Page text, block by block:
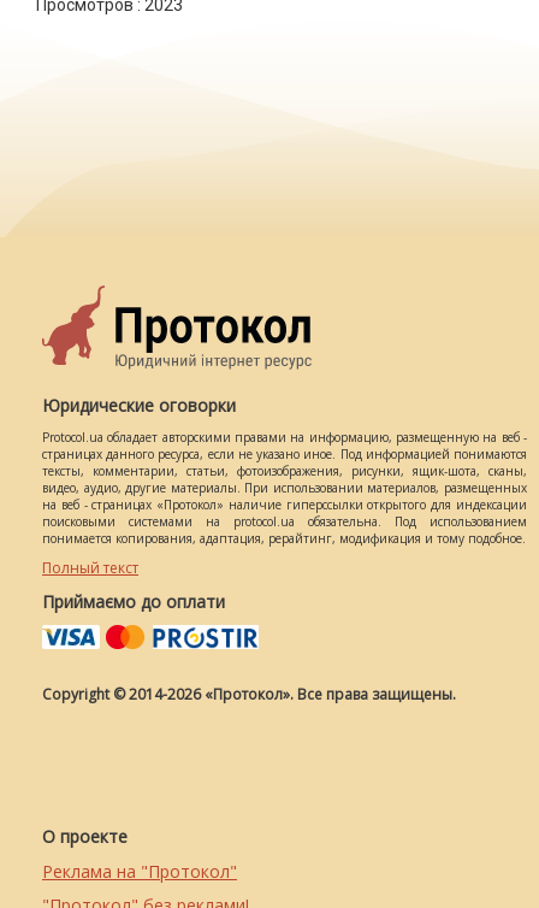
Просмотров : 2023
Юридические оговорки
Protocol.ua обладает авторскими правами на информацию, размещенную на веб -
страницах данного ресурса, если не указано иное. Под информацией понимаются
тексты, комментарии, статьи, фотоизображения, рисунки, ящик-шота, сканы,
видео, аудио, другие материалы. При использовании материалов, размещенных
на веб - страницах «Протокол» наличие гиперссылки открытого для индексации
поисковыми системами на protocol.ua обязательна. Под использованием
понимается копирования, адаптация, рерайтинг, модификация и тому подобное.
Полный текст
Приймаємо до оплати
Copyright © 2014-2026 «Протокол». Все права защищены.
О проекте
Реклама на "Протокол"